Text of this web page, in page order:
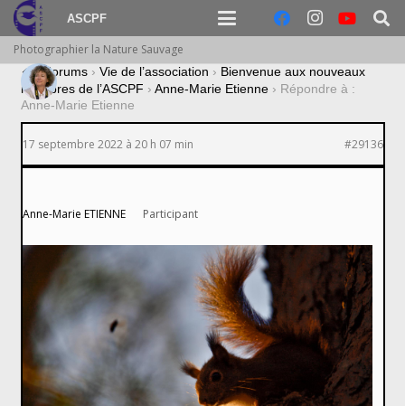
ASCPF
Photographier la Nature Sauvage
› Forums › Vie de l’association › Bienvenue aux nouveaux
membres de l’ASCPF › Anne-Marie Etienne › Répondre à :
Anne-Marie Etienne
17 septembre 2022 à 20 h 07 min #29136
Anne-Marie ETIENNE Participant